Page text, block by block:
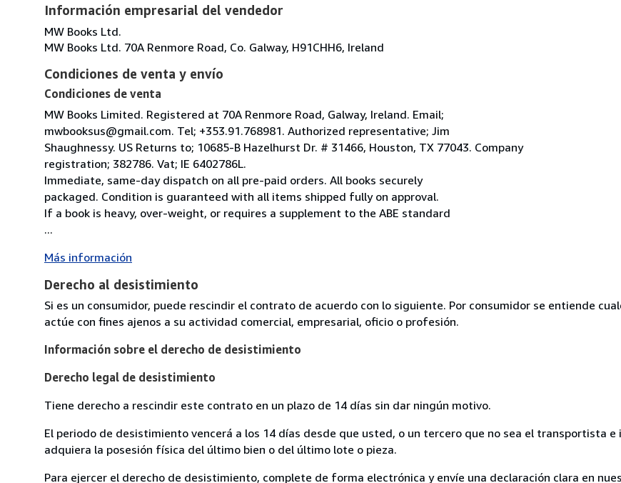
Información empresarial del vendedor
MW Books Ltd.
MW Books Ltd. 70A Renmore Road, Co. Galway, H91CHH6, Ireland
Condiciones de venta y envío
Condiciones de venta
MW Books Limited. Registered at 70A Renmore Road, Galway, Ireland. Email;
mwbooksus@gmail.com. Tel; +353.91.768981. Authorized representative; Jim
Shaughnessy. US Returns to; 10685-B Hazelhurst Dr. # 31466, Houston, TX 77043. Company
registration; 382786. Vat; IE 6402786L.
Immediate, same-day dispatch on all pre-paid orders. All books securely
packaged. Condition is guaranteed with all items shipped fully on approval.
If a book is heavy, over-weight, or requires a supplement to the ABE standard
...
Más información
Derecho al desistimiento
Si es un consumidor, puede rescindir el contrato de acuerdo con lo siguiente. Por consumidor se entiende
actúe con fines ajenos a su actividad comercial, empresarial, oficio o profesión.
Información sobre el derecho de desistimiento
Derecho legal de desistimiento
Tiene derecho a rescindir este contrato en un plazo de 14 días sin dar ningún motivo.
El periodo de desistimiento vencerá a los 14 días desde que usted, o un tercero que no sea el transportista e
adquiera la posesión física del último bien o del último lote o pieza.
Para ejercer el derecho de desistimiento, complete de forma electrónica y envíe una declaración clara en